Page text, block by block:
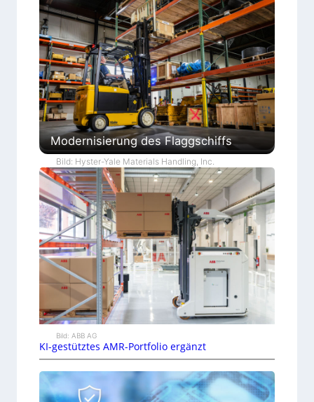
Modernisierung des Flaggschiffs
Bild: Hyster-Yale Materials Handling, Inc.
Bild: ABB AG
KI-gestütztes AMR-Portfolio ergänzt